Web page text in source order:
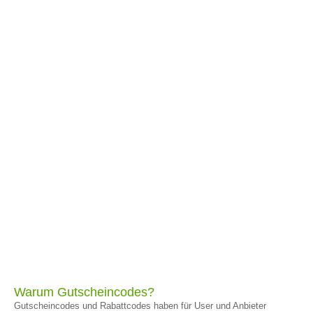
Warum Gutscheincodes?
Gutscheincodes und Rabattcodes haben für User und Anbieter